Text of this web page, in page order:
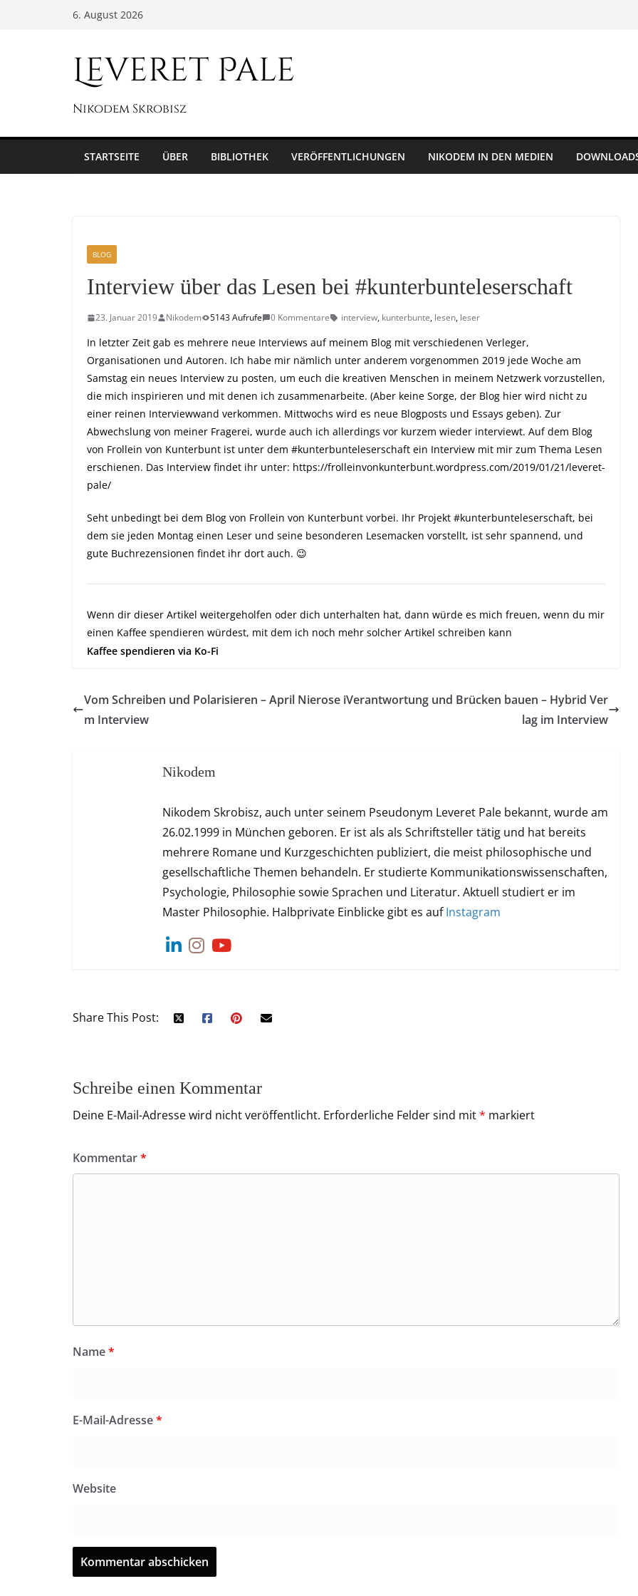
6. August 2026
Leveret Pale
Nikodem Skrobisz
STARTSEITE ÜBER BIBLIOTHEK VERÖFFENTLICHUNGEN NIKODEM IN DEN MEDIEN
BLOG
Interview über das Lesen bei #kunterbunteleserschaft
23. Januar 2019 Nikodem 5143 Aufrufe 0 Kommentare interview, kunterbunte, lesen, leser
In letzter Zeit gab es mehrere neue Interviews auf meinem Blog mit verschiedenen Verleger,
Organisationen und Autoren. Ich habe mir nämlich unter anderem vorgenommen 2019 jede Woche am
Samstag ein neues Interview zu posten, um euch die kreativen Menschen in meinem Netzwerk vorzustellen,
die mich inspirieren und mit denen ich zusammenarbeite. (Aber keine Sorge, der Blog hier wird nicht zu
einer reinen Interviewwand verkommen. Mittwochs wird es neue Blogposts und Essays geben). Zur
Abwechslung von meiner Fragerei, wurde auch ich allerdings vor kurzem wieder interviewt. Auf dem Blog
von Frollein von Kunterbunt ist unter dem #kunterbunteleserschaft ein Interview mit mir zum Thema Lesen
erschienen. Das Interview findet ihr unter: https://frolleinvonkunterbunt.wordpress.com/2019/01/21/leveret-
pale/
Seht unbedingt bei dem Blog von Frollein von Kunterbunt vorbei. Ihr Projekt #kunterbunteleserschaft, bei
dem sie jeden Montag einen Leser und seine besonderen Lesemacken vorstellt, ist sehr spannend, und
gute Buchrezensionen findet ihr dort auch. 😉
Wenn dir dieser Artikel weitergeholfen oder dich unterhalten hat, dann würde es mich freuen, wenn du mir
einen Kaffee spendieren würdest, mit dem ich noch mehr solcher Artikel schreiben kann
Kaffee spendieren via Ko-Fi
Vom Schreiben und Polarisieren – April Nierose i
m Interview
Verantwortung und Brücken bauen – Hybrid Ver
lag im Interview
Nikodem
Nikodem Skrobisz, auch unter seinem Pseudonym Leveret Pale bekannt, wurde am
26.02.1999 in München geboren. Er ist als als Schriftsteller tätig und hat bereits
mehrere Romane und Kurzgeschichten publiziert, die meist philosophische und
gesellschaftliche Themen behandeln. Er studierte Kommunikationswissenschaften,
Psychologie, Philosophie sowie Sprachen und Literatur. Aktuell studiert er im
Master Philosophie. Halbprivate Einblicke gibt es aufInstagram
Share This Post:
Schreibe einen Kommentar
Deine E-Mail-Adresse wird nicht veröffentlicht. Erforderliche Felder sind mit* markiert
Kommentar*
Name*
E-Mail-Adresse*
Website